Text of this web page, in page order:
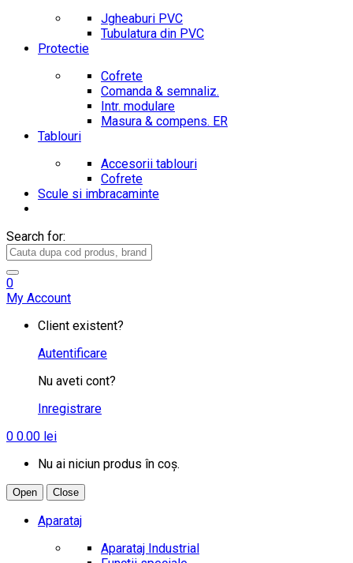
Jgheaburi PVC
Tubulatura din PVC
Protectie
Cofrete
Comanda & semnaliz.
Intr. modulare
Masura & compens. ER
Tablouri
Accesorii tablouri
Cofrete
Scule si imbracaminte
Search for:
0
My Account
Client existent?
Autentificare
Nu aveti cont?
Inregistrare
0 0.00 lei
Nu ai niciun produs în coș.
Open Close
Aparataj
Aparataj Industrial